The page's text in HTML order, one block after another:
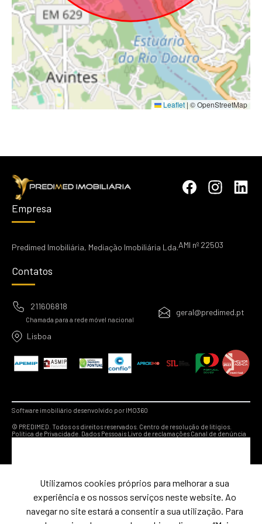
Leaflet | © OpenStreetMap
Empresa
Predimed Imobiliária, Mediação Imobiliária Lda.AMI nº 22503
Contatos
211606818
Chamada para a rede móvel nacional
geral@predimed.pt
Lisboa
Software imobiliário desenvolvido por IMO360
© PREDIMED. Todos os direitos reservados. Centro de resolução de litígios.
Política de Privacidade. Dados PessoaisLivro de reclamações Canal de denúncia
Utilizamos cookies próprios para melhorar a sua
experiência e os nossos serviços neste website. Ao
navegar no site estará a consentir a sua utilização. Para